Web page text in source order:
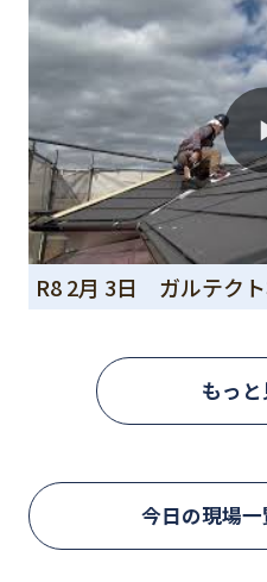
R8 2月 3日 ガルテク
もっ
今日の現場